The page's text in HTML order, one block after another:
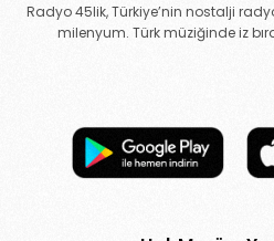
Radyo 45lik, Türkiye’nin nostalji
milenyum. Türk müziğinde iz